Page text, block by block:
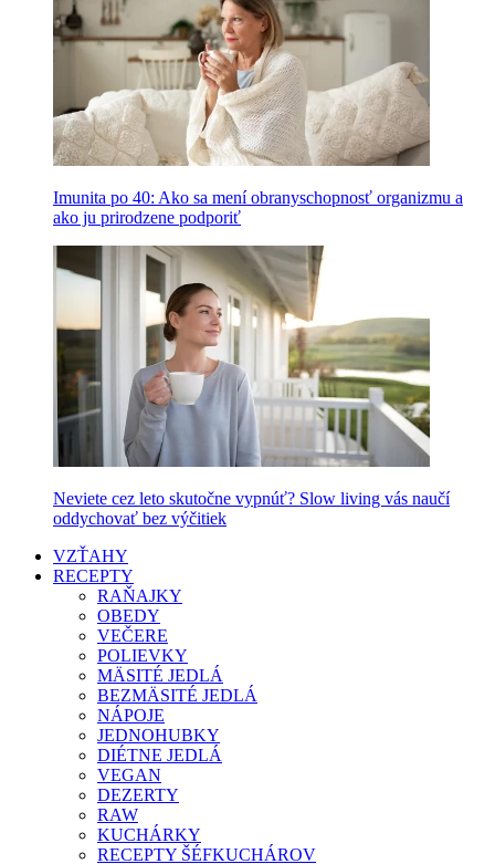
Imunita po 40: Ako sa mení obranyschopnosť organizmu a
ako ju prirodzene podporiť
Neviete cez leto skutočne vypnúť? Slow living vás naučí
oddychovať bez výčitiek
VZŤAHY
RECEPTY
RAŇAJKY
OBEDY
VEČERE
POLIEVKY
MÄSITÉ JEDLÁ
BEZMÄSITÉ JEDLÁ
NÁPOJE
JEDNOHUBKY
DIÉTNE JEDLÁ
VEGAN
DEZERTY
RAW
KUCHÁRKY
RECEPTY ŠÉFKUCHÁROV